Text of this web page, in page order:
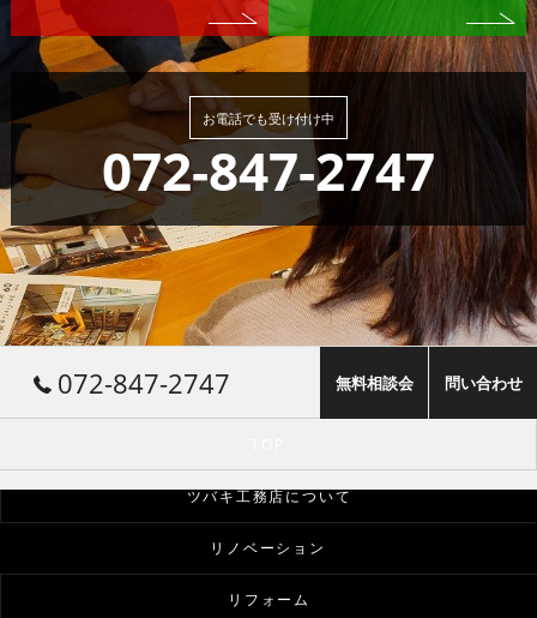
お電話でも受け付け中
072-847-2747
072-847-2747 無料相談会 問い合わせ
ツバキ工務店について
リノベーション
リフォーム